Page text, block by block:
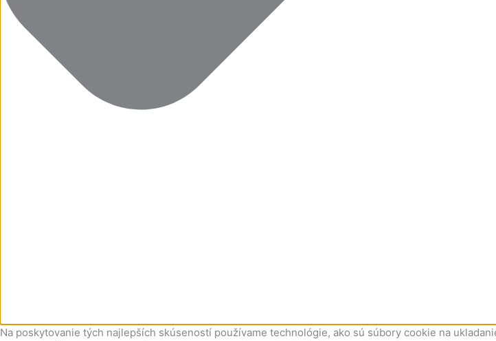
Na poskytovanie tých najlepších skúseností používame technológie, ako sú súbory cookie na